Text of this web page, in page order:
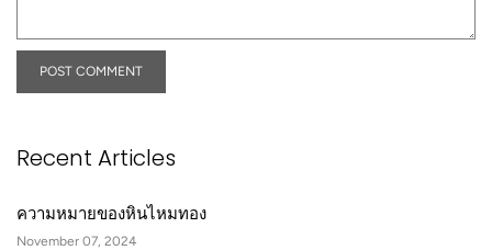
Recent Articles
ความหมายของหินไหมทอง
November 07, 2024